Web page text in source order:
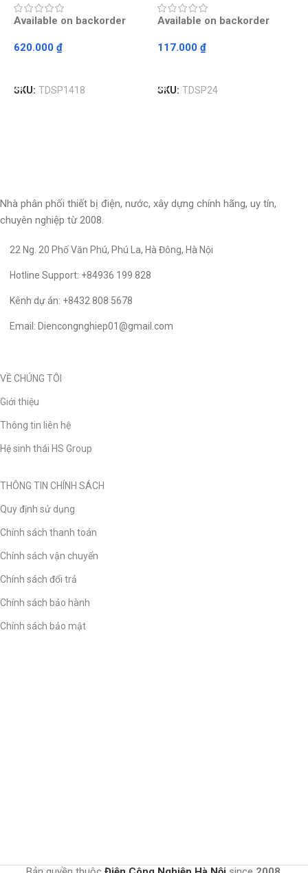
Available on backorder
620.000 ₫
SKU: TDSP1418
Available on backorder
117.000 ₫
SKU: TDSP24
Nhà phân phối thiết bị điện, nước, xây dựng chính hãng, uy tín,
chuyên nghiệp từ 2008.
22 Ng. 20 Phố Văn Phú, Phú La, Hà Đông, Hà Nội
Hotline Support: +84936 199 828
Kênh dự án: +8432 808 5678
Email: Diencongnghiep01@gmail.com
VỀ CHÚNG TÔI
Giới thiệu
Thông tin liên hệ
Hệ sinh thái HS Group
THÔNG TIN CHÍNH SÁCH
Quy định sử dụng
Chính sách thanh toán
Chính sách vận chuyển
Chính sách đổi trả
Chính sách bảo hành
Chính sách bảo mật